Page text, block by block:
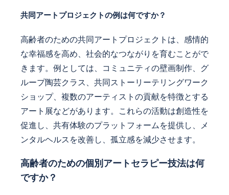
共同アートプロジェクトの例は何ですか？
高齢者のための共同アートプロジェクトは、感情的
な幸福感を高め、社会的なつながりを育むことがで
きます。例としては、コミュニティの壁画制作、グ
ループ陶芸クラス、共同ストーリーテリングワーク
ショップ、複数のアーティストの貢献を特徴とする
アート展などがあります。これらの活動は創造性を
促進し、共有体験のプラットフォームを提供し、メ
ンタルヘルスを改善し、孤立感を減少させます。
高齢者のための個別アートセラピー技法は何
ですか？